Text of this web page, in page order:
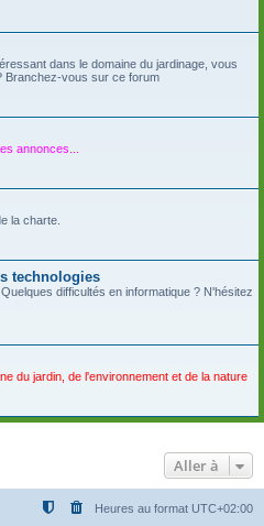
dans le domaine du jardinage, vous
Branchez-vous sur ce forum
annonces...
la charte.
technologies
difficultés en informatique ? N'hésitez
du jardin, de l'environnement et de la nature
Aller à
Heures au format UTC+02:00